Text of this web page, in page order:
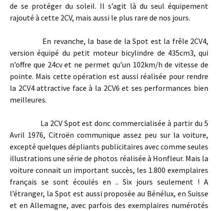
de se protéger du soleil. Il s’agit là du seul équipement
rajouté à cette 2CV, mais aussi le plus rare de nos jours.
En revanche, la base de la Spot est la frêle 2CV4,
version équipé du petit moteur bicylindre de 435cm3, qui
n’offre que 24cv et ne permet qu’un 102km/h de vitesse de
pointe. Mais cette opération est aussi réalisée pour rendre
la 2CV4 attractive face à la 2CV6 et ses performances bien
meilleures.
La 2CV Spot est donc commercialisée à partir du 5
Avril 1976, Citroën communique assez peu sur la voiture,
excepté quelques dépliants publicitaires avec comme seules
illustrations une série de photos réalisée à Honfleur. Mais la
voiture connait un important succès, les 1.800 exemplaires
français se sont écoulés en .. Six jours seulement ! A
l’étranger, la Spot est aussi proposée au Bénélux, en Suisse
et en Allemagne, avec parfois des exemplaires numérotés